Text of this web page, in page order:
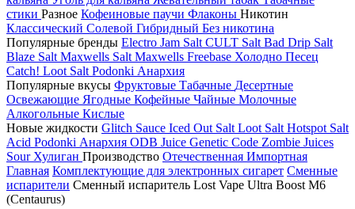
стики Разное Кофеиновые паучи Флаконы Никотин
Классический Солевой Гибридный Без никотина
Популярные бренды Electro Jam Salt CULT Salt Bad Drip Salt
Blaze Salt Maxwells Salt Maxwells Freebase Холодно Песец
Catch! Loot Salt Podonki Анархия
Популярные вкусы Фруктовые Табачные Десертные
Освежающие Ягодные Кофейные Чайные Молочные
Алкогольные Кислые
Новые жидкости Glitch Sauce Iced Out Salt Loot Salt Hotspot Salt
Acid Podonki Анархия ODB Juice Genetic Code Zombie Juices
Sour Хулиган Производство Отечественная Импортная
Главная Комплектующие для электронных сигарет Сменные
испарители Сменный испаритель Lost Vape Ultra Boost M6
(Centaurus)